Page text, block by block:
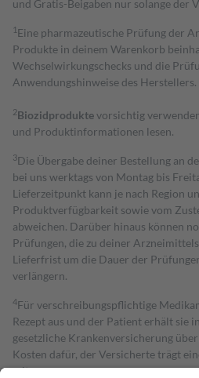
und Gratis-Beigaben nur solange der
1 Eine pharmazeutische Prüfung der
Produkte in deinem Warenkorb
Wechselwirkungschecks und die
Anwendungshinweise des Herstellers.
2Biozidproduktevorsichtig
und Produktinformationen lesen.
3Die Übergabe deiner Bestellung an
bei uns werktags von Montag bis
Lieferzeitpunkt kann je nach Region
Produktverfügbarkeit sowie vom
abweichen. Darüber hinaus können
Prüfungen, die zu deiner
Lieferfrist um die Dauer der
verlängern.
4Für verschreibungspflichtige
Rezept aus und der Patient erhält sie
gesetzliche Krankenversicherung
Kosten dafür, der Versicherte trägt
mit.